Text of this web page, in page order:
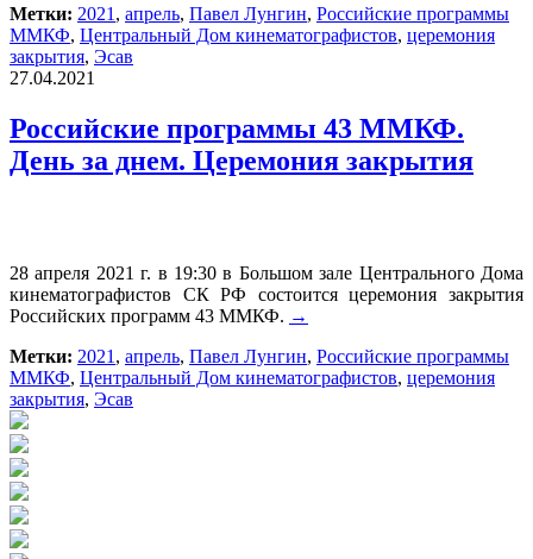
Метки: 2021 , апрель, Павел Лунгин, Российские программы
ММКФ, Центральный Дом кинематографистов, церемония
закрытия, Эсав
27.04.2021
Российские программы 43 ММКФ.
День за днем. Церемония закрытия
28 апреля 2021 г. в 19:30 в Большом зале Центрального Дома
кинематографистов СК РФ состоится церемония закрытия
Российских программ 43 ММКФ. →
Метки: 2021 , апрель, Павел Лунгин, Российские программы
ММКФ, Центральный Дом кинематографистов, церемония
закрытия, Эсав